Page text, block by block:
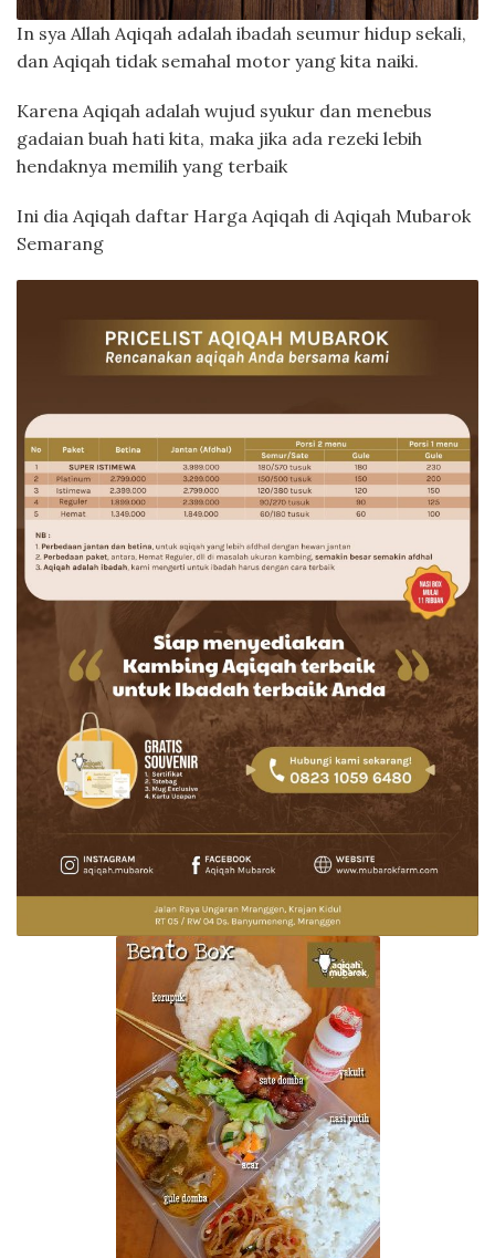
In sya Allah Aqiqah adalah ibadah seumur hidup sekali,
dan Aqiqah tidak semahal motor yang kita naiki.
Karena Aqiqah adalah wujud syukur dan menebus
gadaian buah hati kita, maka jika ada rezeki lebih
hendaknya memilih yang terbaik
Ini dia Aqiqah daftar Harga Aqiqah di Aqiqah Mubarok
Semarang